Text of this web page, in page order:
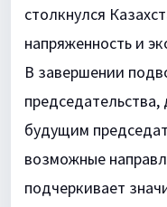
столкнулся
напряженность и
В завершении
будущим
возможные
подчеркивает